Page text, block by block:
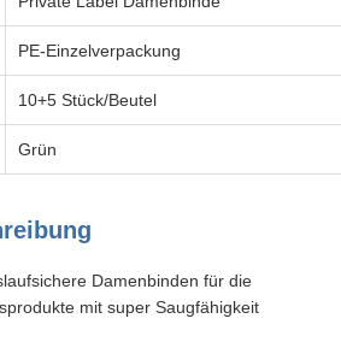
PE-Einzelverpackung
10+5 Stück/Beutel
Grün
Damenbinden für die
mit super Saugfähigkeit